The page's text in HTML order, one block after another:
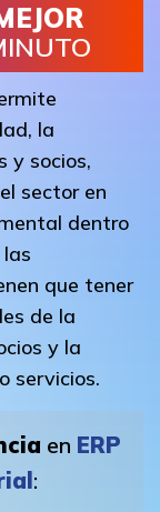
la
y socios,
sector en
dentro
que tener
de la
y la
servicios.
en ERP
: